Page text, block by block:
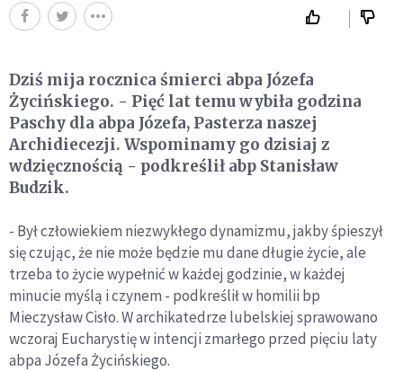
Dziś mija rocznica śmierci abpa Józefa
Życińskiego. - Pięć lat temu wybiła godzina
Paschy dla abpa Józefa, Pasterza naszej
Archidiecezji. Wspominamy go dzisiaj z
wdzięcznością - podkreślił abp Stanisław
Budzik.
- Był człowiekiem niezwykłego dynamizmu, jakby śpieszył
się czując, że nie może będzie mu dane długie życie, ale
trzeba to życie wypełnić w każdej godzinie, w każdej
minucie myślą i czynem - podkreślił w homilii bp
Mieczysław Cisło. W archikatedrze lubelskiej sprawowano
wczoraj Eucharystię w intencji zmarłego przed pięciu laty
abpa Józefa Życińskiego.